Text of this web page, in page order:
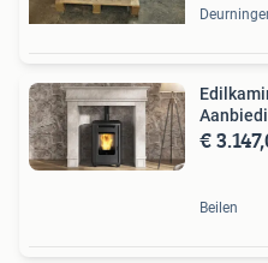
€
Beilen